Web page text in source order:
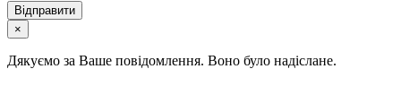
×
Дякуємо за Ваше повідомлення. Воно було надіслане.